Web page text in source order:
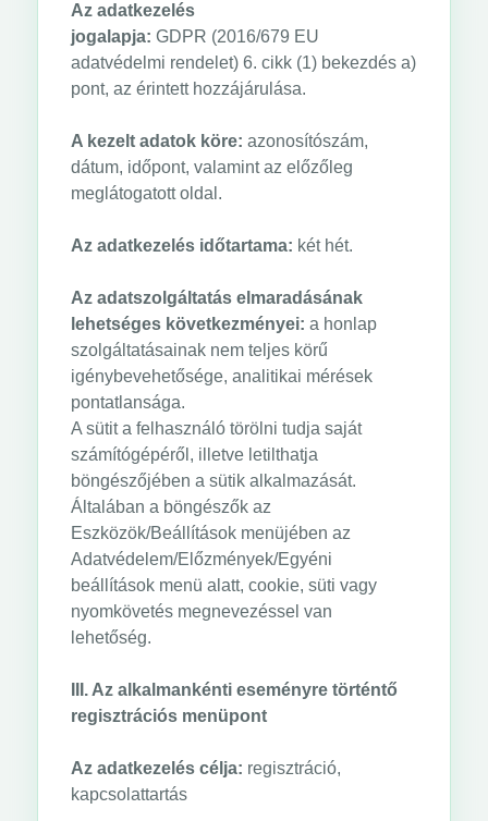
Az adatkezelés
jogalapja: GDPR (2016/679 EU
adatvédelmi rendelet) 6. cikk (1) bekezdés a)
pont, az érintett hozzájárulása.
A kezelt adatok köre: azonosítószám,
dátum, időpont, valamint az előzőleg
meglátogatott oldal.
Az adatkezelés időtartama: két hét.
Az adatszolgáltatás elmaradásának
lehetséges következményei: a honlap
szolgáltatásainak nem teljes körű
igénybevehetősége, analitikai mérések
pontatlansága.
A sütit a felhasználó törölni tudja saját
számítógépéről, illetve letilthatja
böngészőjében a sütik alkalmazását.
Általában a böngészők az
Eszközök/Beállítások menüjében az
Adatvédelem/Előzmények/Egyéni
beállítások menü alatt, cookie, süti vagy
nyomkövetés megnevezéssel van
lehetőség.
III. Az alkalmankénti eseményre történtő
regisztrációs menüpont
Az adatkezelés célja: regisztráció,
kapcsolattartás